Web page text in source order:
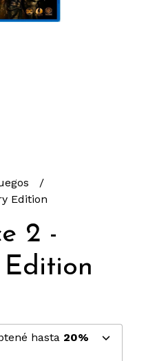
Edition
2 -
hasta 20%